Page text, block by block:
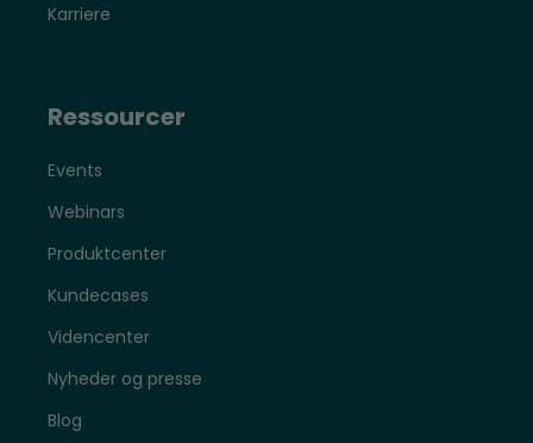
Karriere
Ressourcer
Events
Webinars
Produktcenter
Kundecases
Videncenter
Nyheder og presse
Blog